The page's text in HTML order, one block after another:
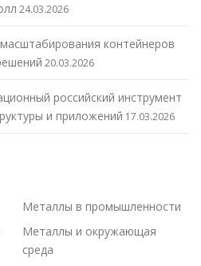
24.03.2026
контейнеров
20.03.2026
российский инструмент
и приложений 17.03.2026
Металлы в промышленности
Металлы и окружающая
среда